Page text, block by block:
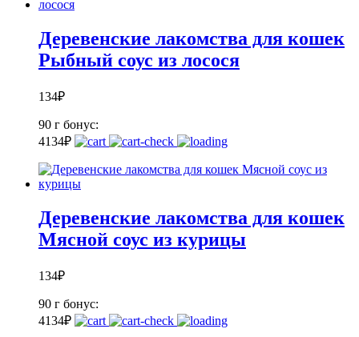
Деревенские лакомства для кошек
Рыбный соус из лосося
134₽
90 г бонус:
4134₽
Деревенские лакомства для кошек
Мясной соус из курицы
134₽
90 г бонус:
4134₽